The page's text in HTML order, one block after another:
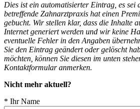
Dies ist ein automatisierter Eintrag, es sei
betreffende Zahnarztpraxis hat einen
gebucht. Wir stellen klar, dass die Inhalte
Internet generiert werden und wir keine
eventuelle Fehler in den Angaben
Sie den Eintrag geändert oder gelöscht
möchten, können Sie diesen im unten
Kontaktformular anmerken.
Nicht mehr aktuell?
* Ihr Name